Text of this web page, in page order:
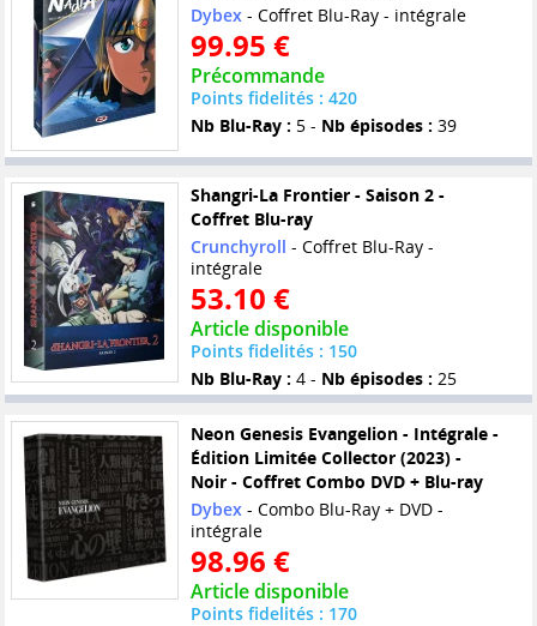
Dybex- Coffret Blu-Ray - intégrale
99.95 €
Précommande
Points fidelités : 420
Nb Blu-Ray : 5 - Nb épisodes : 39
Shangri-La Frontier - Saison 2 -
Coffret Blu-ray
Crunchyroll - Coffret Blu-Ray -
intégrale
53.10 €
Article disponible
Points fidelités : 150
Nb Blu-Ray : 4 - Nb épisodes : 25
Neon Genesis Evangelion - Intégrale -
Édition Limitée Collector (2023) -
Noir - Coffret Combo DVD + Blu-ray
Dybex- Combo Blu-Ray + DVD -
intégrale
98.96 €
Article disponible
Points fidelités : 170